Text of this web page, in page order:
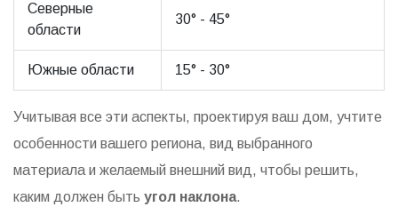
Северные
области
30° - 45°
Южные области 15° - 30°
Учитывая все эти аспекты, проектируя ваш дом, учтите
особенности вашего региона, вид выбранного
материала и желаемый внешний вид, чтобы решить,
каким должен быть угол наклона.